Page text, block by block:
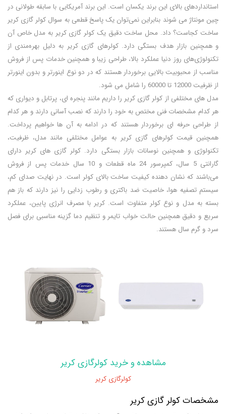
استانداردهای بالای این برند یکسان است. این برند آمریکایی با سابقه طولانی در
چین مونتاژ می شوند بنابراین نمی‌توان یک پاسخ قطعی به سوال کولر گازی کریر
ساخت کجاست؟ داد. محل ساخت دقیق یک کولر گازی کریر به مدل خاص آن
و همچنین بازار هدف بستگی دارد. کولرهای گازی کریر به دلیل بهره‌مندی از
تکنولوژی‌های روز دنیا عملکرد بالا، طراحی زیبا و همچنین خدمات پس از فروش
مناسب از محبوبیت بالایی برخوردار هستند که در دو نوع اینورتر و بدون اینورتر
از ظرفیت 12000 تا 60000 را شامل می شود.
مدل های مختلفی از کولر گازی کریر را داریم مانند پنجره ای، پرتابل و دیواری که
هر کدام مشخصات فنی مختص به خود را دارند که نصب آسانی دارند و هر کدام
از طراحی حرفه ای برخوردار هستند که در ادامه به آن ها خواهیم پرداخت.
همچنین قیمت کولرهای گازی کریر به عوامل مختلفی مانند مدل، ظرفیت،
تکنولوژی و همچنین نوسانات بازار بستگی دارد. کولر گازی های کریر دارای
گارانتی 5 سال، کمپرسور 24 ماه قطعات و 10 سال خدمات پس از فروش
می‌باشند که نشان دهنده کیفیت ساخت بالای کولر است. در نهایت صدای کم،
سیستم تصفیه هوا، خاصیت ضد باکتری و رطوب زدایی را نیز دارند که باز هم
بسته به مدل و نوع کولر متفاوت است. کریر با مصرف انرژی پایین، عملکرد
سریع و دقیق همچنین حالت خواب تایمر و تنظیم دما گزینه مناسبی برای فصل
سرد و گرم سال هستند.
مشاهده و خرید کولرگازی کریر
کولرگازی کریر
مشخصات کولر گازی کریر